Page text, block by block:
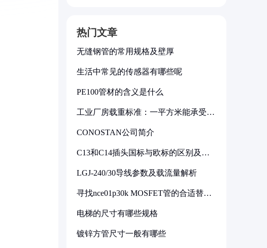
热门文章
无缝钢管的常用规格及壁厚
生活中常见的传感器有哪些呢
PE100管材的含义是什么
工业厂房载重标准：一平方米能承受多
CONOSTAN公司简介
C13和C14插头国标与欧标的区别及其
LGJ-240/30导线参数及载流量解析
寻找nce01p30k MOSFET管的合适替代
电梯的尺寸有哪些规格
镀锌方管尺寸一般有哪些